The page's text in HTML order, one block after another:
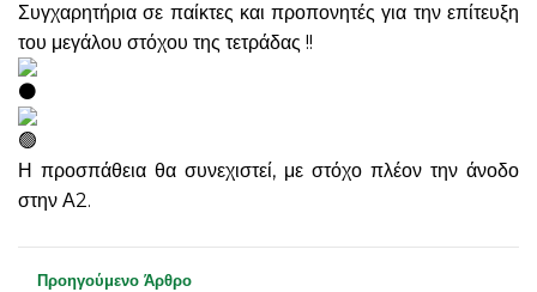
Συγχαρητήρια σε παίκτες και προπονητές για την επίτευξη
του μεγάλου στόχου της τετράδας !!
Η προσπάθεια θα συνεχιστεί, με στόχο πλέον την άνοδο
στην Α2.
Προηγούμενο Άρθρο